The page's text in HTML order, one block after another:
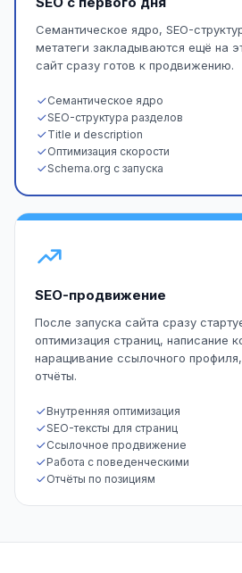
Семантическое ядро, SEO-
метатеги закладываются ещё на
сайт сразу готов к продвижению.
Семантическое ядро
SEO-структура разделов
Title и description
Оптимизация скорости
Schema.org с запуска
SEO-продвижение
После запуска сайта сразу
оптимизация страниц, написание
наращивание ссылочного
отчёты.
Внутренняя оптимизация
SEO-тексты для страниц
Ссылочное продвижение
Работа с поведенческими
Отчёты по позициям